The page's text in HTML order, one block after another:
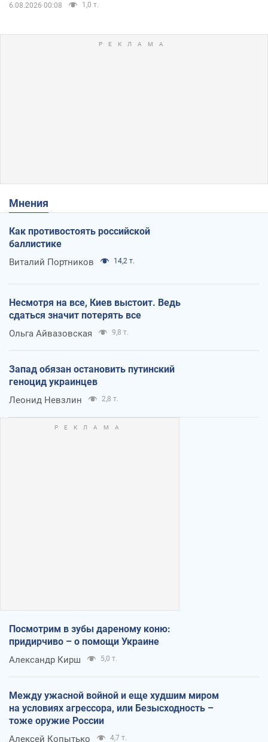
6.08.2026 00:08 1,0 т.
Мнения
Как противостоять российской
баллистике
Виталий Портников 14,2 т.
Несмотря на все, Киев выстоит. Ведь
сдаться значит потерять все
Ольга Айвазовская 9,8 т.
Запад обязан остановить путинский
геноцид украинцев
Леонид Невзлин 2,8 т.
Посмотрим в зубы дареному коню:
придирчиво – о помощи Украине
Александр Кирш 5,0 т.
Между ужасной войной и еще худшим миром
на условиях агрессора, или Безысходность –
тоже оружие России
Алексей Копытько 4,7 т.